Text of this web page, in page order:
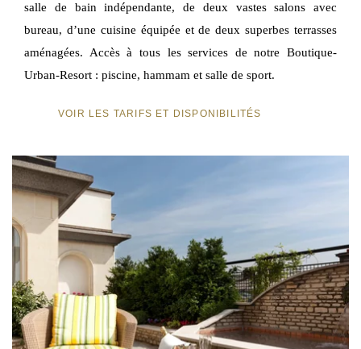
salle de bain indépendante, de deux vastes salons avec
bureau, d’une cuisine équipée et de deux superbes terrasses
aménagées. Accès à tous les services de notre Boutique-
Urban-Resort : piscine, hammam et salle de sport.
VOIR LES TARIFS ET DISPONIBILITÉS